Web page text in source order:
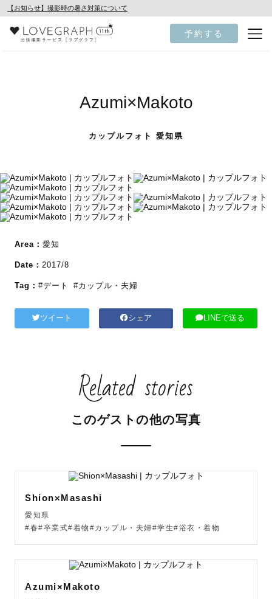
【お知らせ】撮影時の暑さ対策について
予約する
Azumi×Makoto
カップルフォト 愛知県
Area： 愛知
Date： 2017/8
Tag： #デート #カップル・夫婦
ツイート シェア LINEで送る
Related stories
このゲストの他の写真
Shion×Masashi
愛知県
#春#卒業式#着物#カップル・夫婦#学生#浴衣・着物
Azumi×Makoto